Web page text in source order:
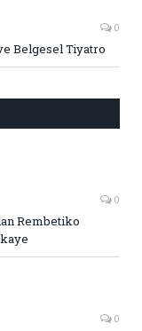
0
Belgesel Tiyatro
0
Rembetiko
0